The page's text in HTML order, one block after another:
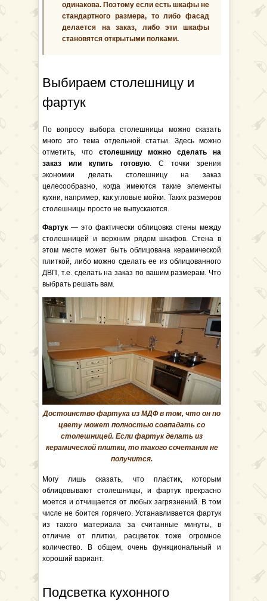
одинакова. Поэтому если есть шкафы не
стандартного размера, то либо фасад
делается на заказ, либо эти шкафы
становятся открытыми полками.
Выбираем столешницу и
фартук
По вопросу выбора столешницы можно сказать
много это тема отдельной статьи. Здесь можно
отметить, что столешницу можно сделать на
заказ или купить готовую. С точки зрения
экономии делать столешницу на заказ
целесообразно, когда имеются такие элементы
кухни, например, как угловые мойки. Таких размеров
столешницы просто не выпускаются.
Фартук — это фактически облицовка стены между
столешницей и верхним рядом шкафов. Стена в
этом месте может быть облицована керамической
плиткой, либо можно сделать ее из облицованного
ДВП, т.е. сделать на заказ по вашим размерам. Что
выбрать решать вам.
Достоинство фартука из МДФ в том, что он по
цвету может полностью совпадать со
столешницей. Если фартук делать из
керамической плитки, то такого сочетания не
получится.
Могу лишь сказать, что пластик, которым
облицовывают столешницы, и фартук прекрасно
моется и отчищается от любых загрязнений. В том
числе не боится горячего. Устанавливается фартук
из такого материала за считанные минуты, в
отличие от плитки, расцветок тоже огромное
количество. В общем, очень функциональный и
хороший вариант.
Подсветка кухонного